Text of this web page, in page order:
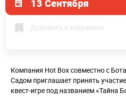
13 Сентября
Добавить в избранное
Компания Hot Box совместно с
Садом приглашает принять
квест-игре под названием «Тайна